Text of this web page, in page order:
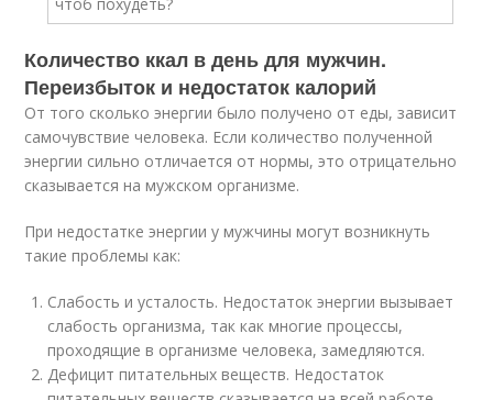
Количество ккал в день для мужчин.
Переизбыток и недостаток калорий
От того сколько энергии было получено от еды, зависит
самочувствие человека. Если количество полученной
энергии сильно отличается от нормы, это отрицательно
сказывается на мужском организме.
При недостатке энергии у мужчины могут возникнуть
такие проблемы как:
Слабость и усталость. Недостаток энергии вызывает
слабость организма, так как многие процессы,
проходящие в организме человека, замедляются.
Дефицит питательных веществ. Недостаток